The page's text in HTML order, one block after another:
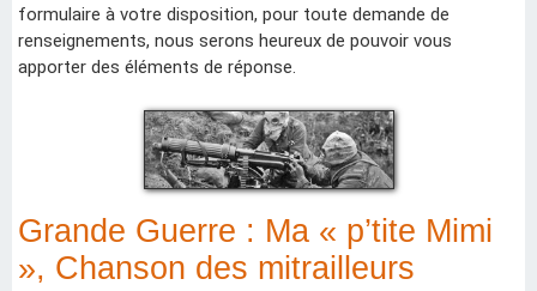
formulaire à votre disposition, pour toute demande de
renseignements, nous serons heureux de pouvoir vous
apporter des éléments de réponse.
Grande Guerre : Ma « p’tite Mimi
», Chanson des mitrailleurs